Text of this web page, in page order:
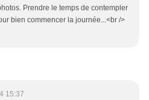
Prendre le temps de contempler
bien commencer la journée...<br />
15:37